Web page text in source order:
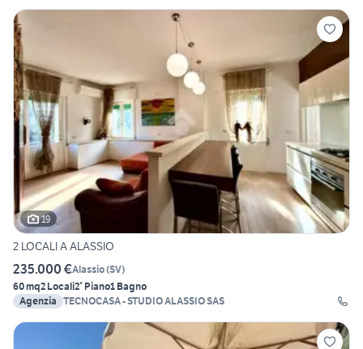
19
2 LOCALI A ALASSIO
235.000 €Alassio(SV)
60 mq2 Locali2° Piano1 Bagno
Agenzia TECNOCASA - STUDIO ALASSIO SAS